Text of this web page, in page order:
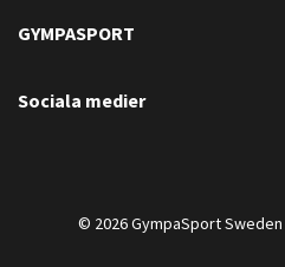
GYMPASPORT
Sociala medier
© 2026 GympaSport Sweden